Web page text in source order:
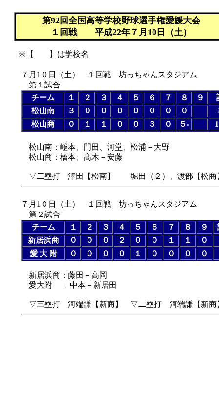
７月1０日（土） １回戦 坊っちゃんスタジアム
第１試合
チーム
１ ２ ３ ４ ５ ６ ７ ８ ９
松山南
３ ０ ０ ０ ０ ０ ０ ０
松山商
０ １ １ ０ ０ ３ ０ ５ ×
松山南：嶝本、門田、河堂、松浦－大野
松山商：橋本、髙木－安藤
▽二塁打 澤田【松南】 堀田（２）、渡部【松商
７月1０日（土） １回戦 坊っちゃんスタジアム
第２試合
チーム
１ ２ ３ ４ ５ ６ ７ ８ ９
新居浜商
０ ０ ０ ２ ０ ０ １ １ ０
愛 大 附
０ ０ ０ ０ １ ０ ０ ０ ０
新居浜商：藤田－高岡
愛大附 ：中本－新居田
▽三塁打 河端謙【新商】 ▽二塁打 河端謙【新商
第92回全国高等学校野球選手権愛媛大会
１回戦 平成22年７月10日（土）
※【 】は学校名